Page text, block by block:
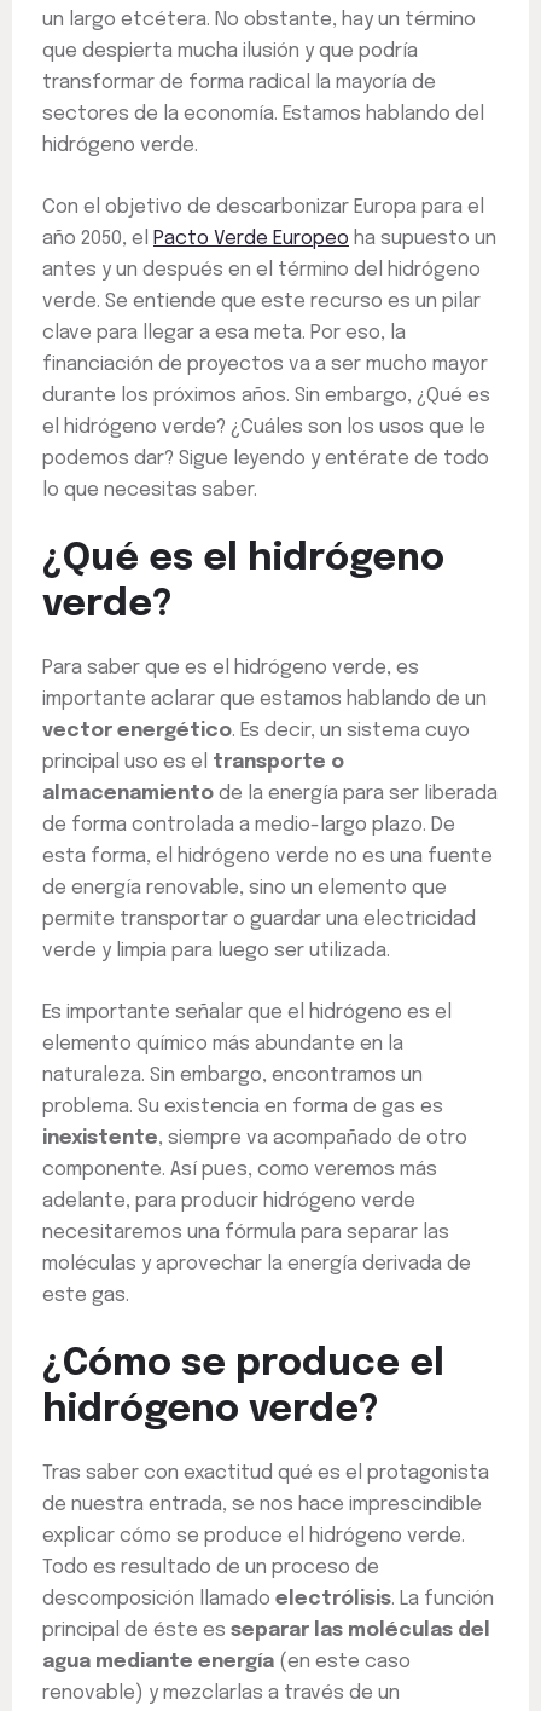
un largo etcétera. No obstante, hay un término
que despierta mucha ilusión y que podría
transformar de forma radical la mayoría de
sectores de la economía. Estamos hablando del
hidrógeno verde.
Con el objetivo de descarbonizar Europa para el
año 2050, el
Pacto Verde Europeo ha supuesto un
antes y un después en el término del hidrógeno
verde. Se entiende que este recurso es un pilar
clave para llegar a esa meta. Por eso, la
financiación de proyectos va a ser mucho mayor
durante los próximos años. Sin embargo, ¿Qué es
el hidrógeno verde? ¿Cuáles son los usos que le
podemos dar? Sigue leyendo y entérate de todo
lo que necesitas saber.
¿Qué es el hidrógeno
verde?
Para saber que es el hidrógeno verde, es
importante aclarar que estamos hablando de un
vector energético. Es decir, un sistema cuyo
principal uso es el transporte o
almacenamiento de la energía para ser liberada
de forma controlada a medio-largo plazo. De
esta forma, el hidrógeno verde no es una fuente
de energía renovable, sino un elemento que
permite transportar o guardar una electricidad
verde y limpia para luego ser utilizada.
Es importante señalar que el hidrógeno es el
elemento químico más abundante en la
naturaleza. Sin embargo, encontramos un
problema. Su existencia en forma de gas es
inexistente, siempre va acompañado de otro
componente. Así pues, como veremos más
adelante, para producir hidrógeno verde
necesitaremos una fórmula para separar las
moléculas y aprovechar la energía derivada de
este gas.
¿Cómo se produce el
hidrógeno verde?
Tras saber con exactitud qué es el protagonista
de nuestra entrada, se nos hace imprescindible
explicar cómo se produce el hidrógeno verde.
Todo es resultado de un proceso de
descomposición llamado electrólisis. La función
principal de éste es separar las moléculas del
agua mediante energía (en este caso
renovable) y mezclarlas a través de un